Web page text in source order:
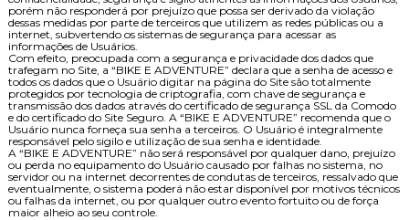
porém não responderá por prejuízo que possa ser derivado da violação
dessas medidas por parte de terceiros que utilizem as redes públicas ou a
internet, subvertendo os sistemas de segurança para acessar as
informações de Usuários.
Com efeito, preocupada com a segurança e privacidade dos dados que
trafegam no Site, a “BIKE E ADVENTURE” declara que a senha de acesso e
todos os dados que o Usuário digitar na página do Site são totalmente
protegidos por tecnologia de criptografia, com chave de segurança e
transmissão dos dados através do certificado de segurança SSL da Comodo
e do certificado do Site Seguro. A “BIKE E ADVENTURE” recomenda que o
Usuário nunca forneça sua senha a terceiros. O Usuário é integralmente
responsável pelo sigilo e utilização de sua senha e identidade.
A “BIKE E ADVENTURE” não será responsável por qualquer dano, prejuízo
ou perda no equipamento do Usuário causado por falhas no sistema, no
servidor ou na internet decorrentes de condutas de terceiros, ressalvado que
eventualmente, o sistema poderá não estar disponível por motivos técnicos
ou falhas da internet, ou por qualquer outro evento fortuito ou de força
maior alheio ao seu controle.